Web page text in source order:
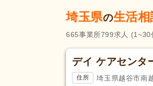
急
勤務形態
残
週1
週4
埼玉県の生活相
665事業所799求人 (1~30
デイ ケアセンタ
住所 埼玉県越谷市南